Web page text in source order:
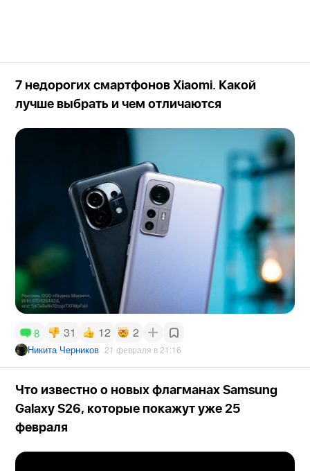
7 недорогих смартфонов Xiaomi. Какой
лучше выбрать и чем отличаются
8 31 12 2
Никита Черников 21 февраля в 21:16
Что известно о новых флагманах Samsung
Galaxy S26, которые покажут уже 25
февраля